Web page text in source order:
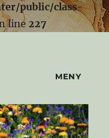
public/class-
line 227
MENY